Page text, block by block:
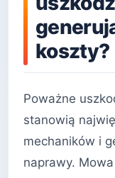
koszty?
Poważne
stanowią
mechaników i
naprawy.